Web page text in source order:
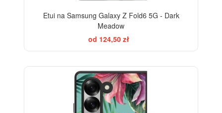
Etui na Samsung Galaxy Z Fold6 5G - Dark
Meadow
od 124,50 zł